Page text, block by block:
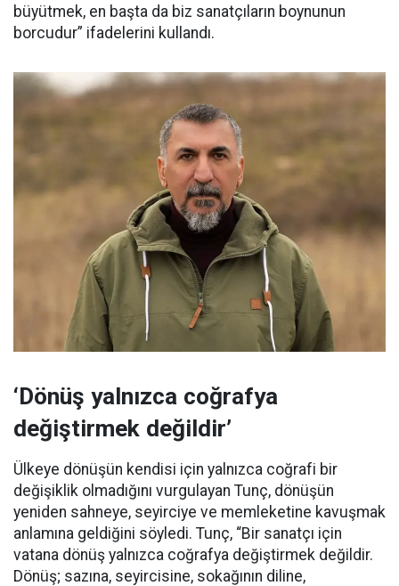
büyütmek, en başta da biz sanatçıların boynunun
borcudur” ifadelerini kullandı.
‘Dönüş yalnızca coğrafya
değiştirmek değildir’
Ülkeye dönüşün kendisi için yalnızca coğrafi bir
değişiklik olmadığını vurgulayan Tunç, dönüşün
yeniden sahneye, seyirciye ve memleketine kavuşmak
anlamına geldiğini söyledi. Tunç, “Bir sanatçı için
vatana dönüş yalnızca coğrafya değiştirmek değildir.
Dönüş; sazına, seyircisine, sokağının diline,